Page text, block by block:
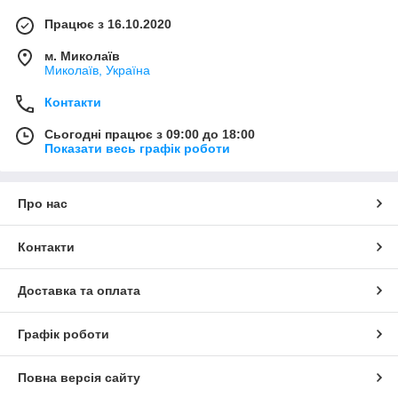
Працює з 16.10.2020
м. Миколаїв
Миколаїв, Україна
Контакти
Сьогодні працює з 09:00 до 18:00
Показати весь графік роботи
Про нас
Контакти
Доставка та оплата
Графік роботи
Повна версія сайту